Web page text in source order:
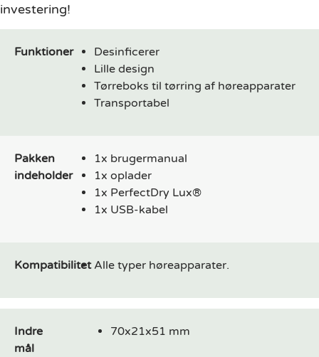
investering!
Funktioner
Desinficerer
Lille design
Tørreboks til tørring af høreapparater
Transportabel
Pakken
indeholder
1x brugermanual
1x oplader
1x PerfectDry Lux®
1x USB-kabel
Kompatibilitet Alle typer høreapparater.
Indre
mål
70x21x51 mm